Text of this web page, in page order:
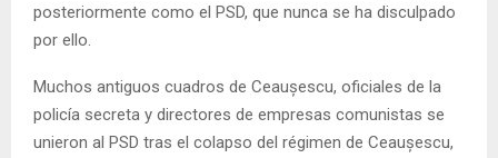
posteriormente como el PSD, que nunca se ha disculpado
por ello.
Muchos antiguos cuadros de Ceaușescu, oficiales de la
policía secreta y directores de empresas comunistas se
unieron al PSD tras el colapso del régimen de Ceaușescu,